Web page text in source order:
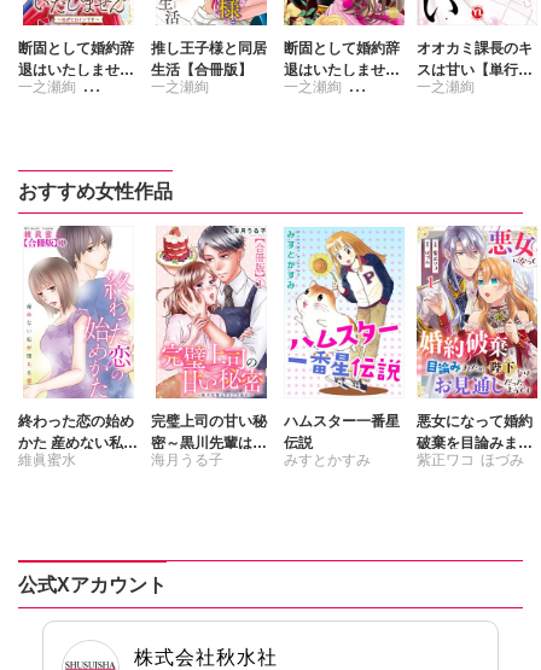
断固として婚約辞
退はいたしません
～私がヒロインで
一之瀬絢
推し王子様と同居
生活【合冊版】
一之瀬絢
断固として婚約辞
退はいたしません
【単行本版】1～
一之瀬絢
オオカミ課長のキ
スは甘い【単行本
版】～冷徹上司の
一之瀬絢
おすすめ女性作品
終わった恋の始め
かた 産めない私が
堕ちる恋 【合冊
維眞蜜水
完璧上司の甘い秘
密～黒川先輩はオ
カン力高め～【合
海月うる子
ハムスター一番星
伝説
みすとかすみ
悪女になって婚約
破棄を目論みまし
たが、陛下にはお
紫正ワコ ほづみ
公式Xアカウント
株式会社秋水社